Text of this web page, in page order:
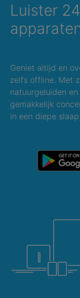
Luister
Geniet altijd en
zelfs offline. Met
natuurgeluiden
gemakkelijk
in een diepe